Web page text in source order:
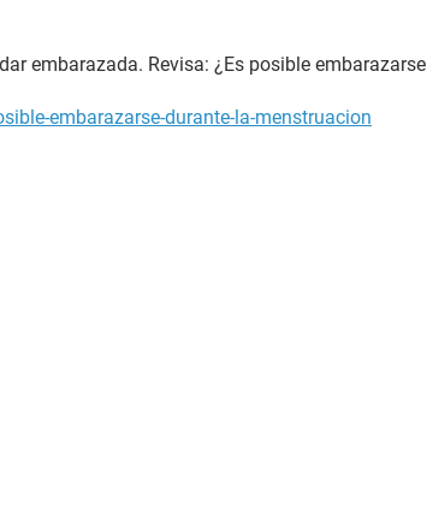
embarazada. Revisa: ¿Es posible embarazarse
embarazarse-durante-la-menstruacion